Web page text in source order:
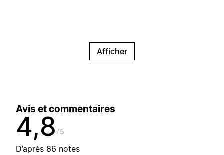
Afficher
Avis et commentaires
4,8 5
D’après 86 notes